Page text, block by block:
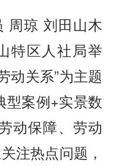
周琼 刘田山木
特区人社局举
动关系”为主题
型案例+实景数
动保障、劳动
注热点问题，